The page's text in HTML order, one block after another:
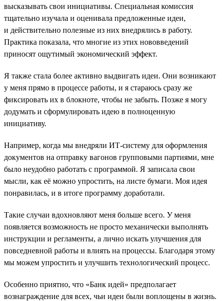
высказывать свои инициативы. Специальная комиссия
тщательно изучала и оценивала предложенные идеи,
и действительно полезные из них внедрялись в работу.
Практика показала, что многие из этих нововведений
приносят ощутимый экономический эффект.
Я также стала более активно выдвигать идеи. Они возникают
у меня прямо в процессе работы, и я стараюсь сразу же
фиксировать их в блокноте, чтобы не забыть. Позже я могу
додумать и сформулировать идею в полноценную
инициативу.
Например, когда мы внедряли ИТ-систему для оформления
документов на отправку вагонов групповыми партиями, мне
было неудобно работать с программой. Я записала свои
мысли, как её можно упростить, на листе бумаги. Моя идея
понравилась, и в итоге программу доработали.
Такие случаи вдохновляют меня больше всего. У меня
появляется возможность не просто механически выполнять
инструкции и регламенты, а лично искать улучшения для
повседневной работы и влиять на процессы. Благодаря этому
мы можем упростить и улучшить технологический процесс.
Особенно приятно, что «Банк идей» предполагает
вознаграждение для всех, чьи идеи были воплощены в жизнь.